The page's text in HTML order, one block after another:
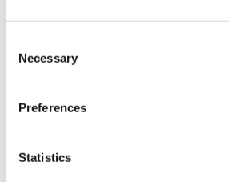
Selection
Necessary
Preferences
Statistics
Référence 113240221
Prix de vente
Région
Paroisse Civile
Zone de construction brute